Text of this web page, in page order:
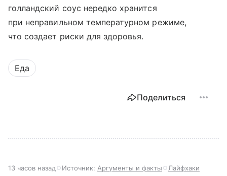
голландский соус нередко хранится
при неправильном температурном режиме,
что создает риски для здоровья.
Еда
Поделиться
13 часов назад Источник: Аргументы и факты Лайфхаки